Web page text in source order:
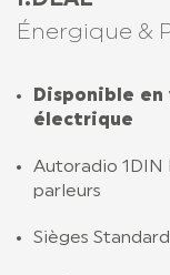
Énergique &
Disponible en
électrique
Autoradio 1DIN
parleurs
Sièges